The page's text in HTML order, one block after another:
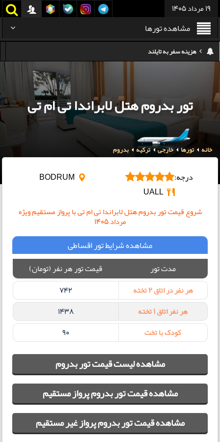
19 مرداد 1405
مشاهده تورها
کدام هواپیمایی کدام ترمینال مهرآباد؟
سفر به ارمنستان | دیدنی‌ها و تجربیات جذاب
معرفی بهترین غذاهای محلی و خیابانی دبی
هزینه سفر به گرجستان
هزینه سفر به تایلند
تور بدروم هتل لابراندا تی ام تی
خانه تورها خارجی ترکیه بدروم
درجه:
شروع قیمت تور بدروم هتل لابراندا تی ام تی با پرواز مستقیم ویژه
مرداد ۱۴۰۵
مشاهده شرایط تور اقساطی
مدت تور قیمت تور هر نفر (تومان)
هر نفر در اتاق 2 تخته
742
هر نفر اتاق 1 تخته
1438
کودک با تخت
90
مشاهده لیست قیمت تور بدروم
مشاهده قیمت تور بدروم پرواز مستقیم
مشاهده قیمت تور بدروم پرواز غیر مستقیم